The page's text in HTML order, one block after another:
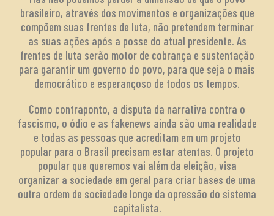
brasileiro, através dos movimentos e organizações que
compõem suas frentes de luta, não pretendem terminar
as suas ações após a posse do atual presidente. As
frentes de luta serão motor de cobrança e sustentação
para garantir um governo do povo, para que seja o mais
democrático e esperançoso de todos os tempos.
Como contraponto, a disputa da narrativa contra o
fascismo, o ódio e as fakenews ainda são uma realidade
e todas as pessoas que acreditam em um projeto
popular para o Brasil precisam estar atentas. O projeto
popular que queremos vai além da eleição, visa
organizar a sociedade em geral para criar bases de uma
outra ordem de sociedade longe da opressão do sistema
capitalista.